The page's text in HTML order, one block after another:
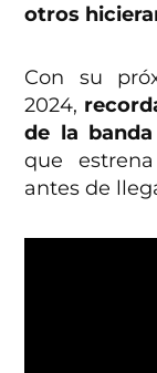
otros
Con su
2024,
de la
que
antes de